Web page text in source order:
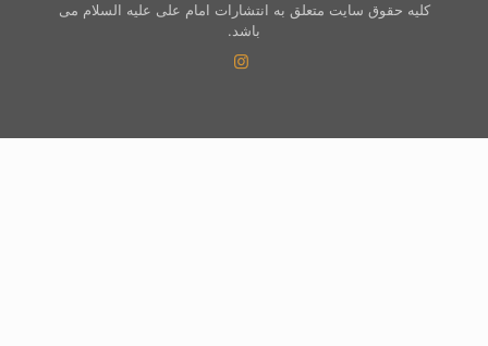
کلیه حقوق سایت متعلق به انتشارات امام علی علیه السلام می
باشد.